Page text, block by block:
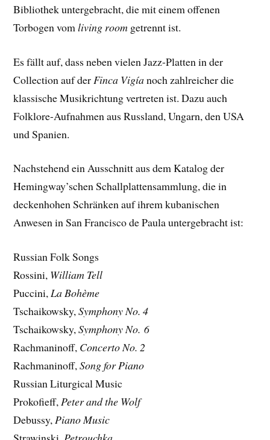
Bibliothek untergebracht, die mit einem offenen
Torbogen vomliving room getrennt ist.
Es fällt auf, dass neben vielen Jazz-Platten in der
Collection auf der Finca Vigíanoch zahlreicher die
klassische Musikrichtung vertreten ist. Dazu auch
Folklore-Aufnahmen aus Russland, Ungarn, den USA
und Spanien.
Nachstehend ein Ausschnitt aus dem Katalog der
Hemingway’schen Schallplattensammlung, die in
deckenhohen Schränken auf ihrem kubanischen
Anwesen in San Francisco de Paula untergebracht ist:
Russian Folk Songs
Rossini, William Tell
Puccini,La Bohème
Tschaikowsky,Symphony No. 4
Tschaikowsky,Symphony No. 6
Rachmaninoff, Concerto No. 2
Rachmaninoff,Song for Piano
Russian Liturgical Music
Prokofieff,Peter and the Wolf
Debussy,Piano Music